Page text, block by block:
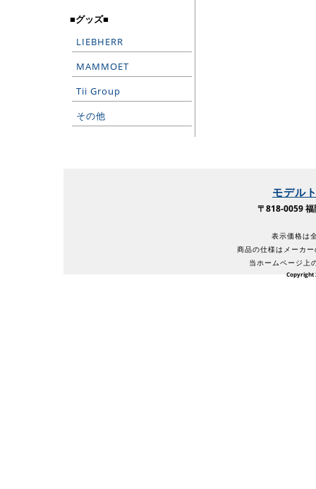
■グッズ■
LIEBHERR
MAMMOET
Tii Group
その他
モデル
〒818-0059
表示価格は
商品の仕様はメーカ
当ホームページ上
Copyright